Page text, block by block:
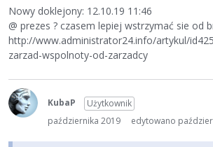
Nowy doklejony: 12.10.19 11:46
@ prezes ? czasem lepiej wstrzymać sie od
http://www.administrator24.info/artykul/
zarzad-wspolnoty-od-zarzadcy
KubaP
Użytkownik
października 2019
edytowano